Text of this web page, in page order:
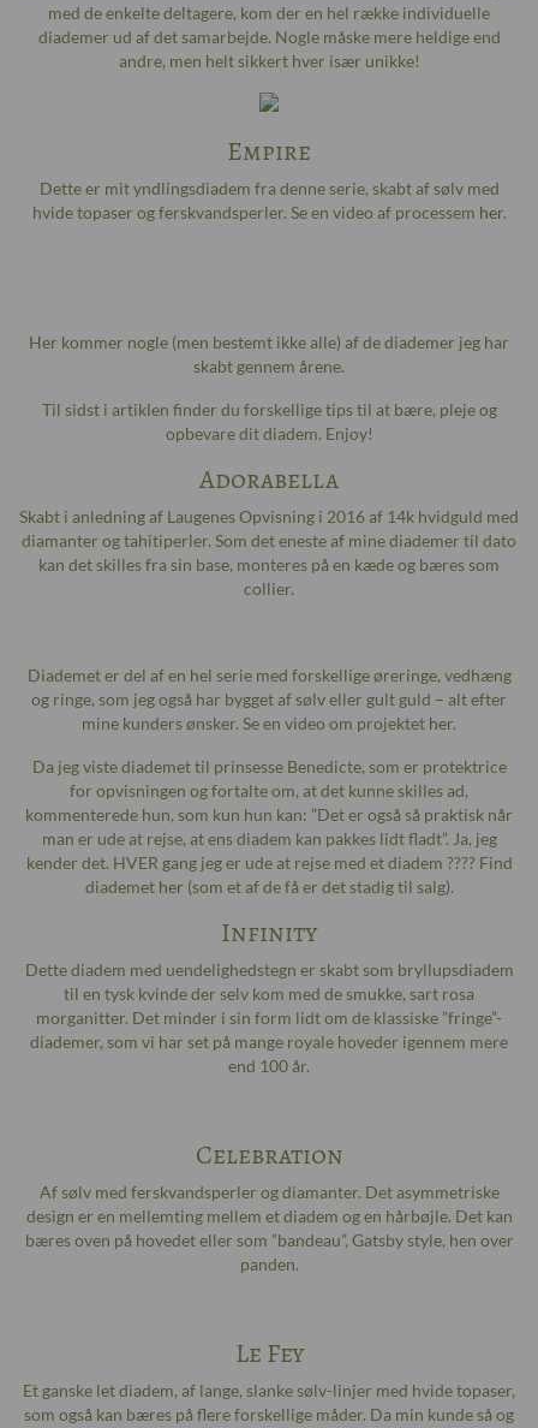
med de enkelte deltagere, kom der en hel række individuelle
diademer ud af det samarbejde. Nogle måske mere heldige end
andre, men helt sikkert hver især unikke!
Empire
Dette er mit yndlingsdiadem fra denne serie, skabt af sølv med
hvide topaser og ferskvandsperler. Se en video af processem her.
Her kommer nogle (men bestemt ikke alle) af de diademer jeg har
skabt gennem årene.
Til sidst i artiklen finder du forskellige tips til at bære, pleje og
opbevare dit diadem. Enjoy!
Adorabella
Skabt i anledning af Laugenes Opvisning i 2016 af 14k hvidguld med
diamanter og tahitiperler. Som det eneste af mine diademer til dato
kan det skilles fra sin base, monteres på en kæde og bæres som
collier.
Diademet er del af en hel serie med forskellige øreringe, vedhæng
og ringe, som jeg også har bygget af sølv eller gult guld – alt efter
mine kunders ønsker. Se en video om projektet her.
Da jeg viste diademet til prinsesse Benedicte, som er protektrice
for opvisningen og fortalte om, at det kunne skilles ad,
kommenterede hun, som kun hun kan: ”Det er også så praktisk når
man er ude at rejse, at ens diadem kan pakkes lidt fladt”. Ja, jeg
kender det. HVER gang jeg er ude at rejse med et diadem ???? Find
diademet her (som et af de få er det stadig til salg).
Infinity
Dette diadem med uendelighedstegn er skabt som bryllupsdiadem
til en tysk kvinde der selv kom med de smukke, sart rosa
morganitter. Det minder i sin form lidt om de klassiske ”fringe”-
diademer, som vi har set på mange royale hoveder igennem mere
end 100 år.
Celebration
Af sølv med ferskvandsperler og diamanter. Det asymmetriske
design er en mellemting mellem et diadem og en hårbøjle. Det kan
bæres oven på hovedet eller som ”bandeau”, Gatsby style, hen over
panden.
Le Fey
Et ganske let diadem, af lange, slanke sølv-linjer med hvide topaser,
som også kan bæres på flere forskellige måder. Da min kunde så og